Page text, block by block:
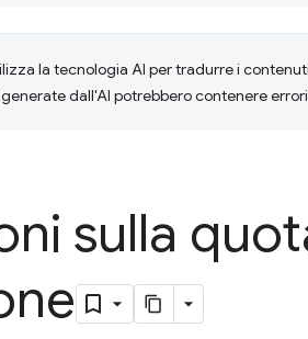
la tecnologia AI per tradurre i
dall'AI potrebbero contenere
sulla